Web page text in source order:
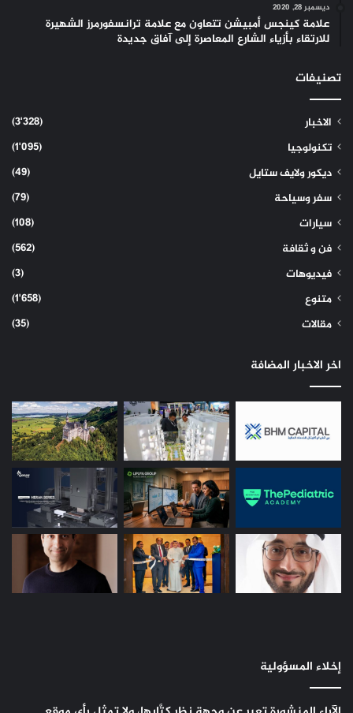
ديسمبر 28, 2020
علامة كينجس أمبيشن تتعاون مع علامة ترانسفورمرز الشهيرة
للارتقاء بأزياء الشارع المعاصرة إلى آفاق جديدة
تصنيفات
الاخبار
(3٬328)
تكنولوجيا
(1٬095)
ديكور ولايف ستايل
(49)
سفر وسياحة
(79)
سيارات
(108)
فن و ثقافة
(562)
فيديوهات
(3)
متنوع
(1٬658)
مقالات
(35)
اخر الاخبار المضافة
إخلاء المسؤولية